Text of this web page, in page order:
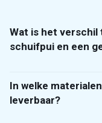
Wat is het verschil
schuifpui en een
rechts, de andere
dubbele schuifpui
In welke
leverbaar?